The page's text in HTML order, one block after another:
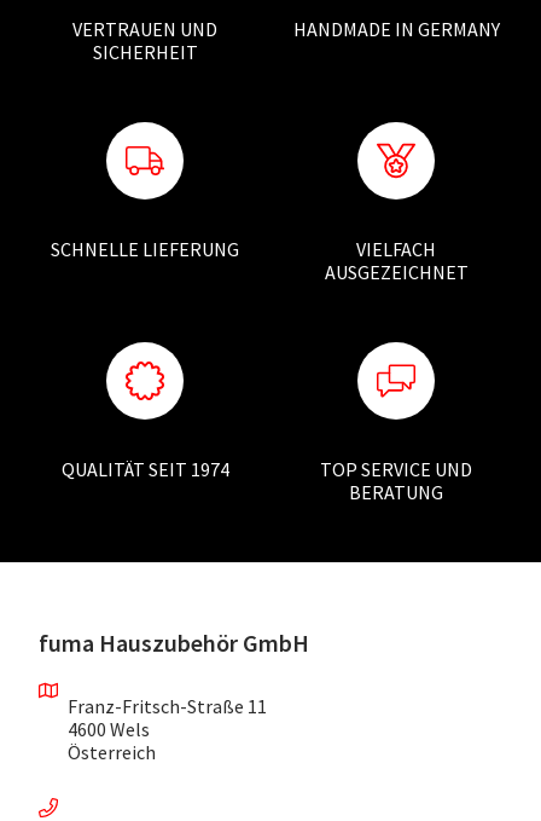
VERTRAUEN UND
SICHERHEIT
HANDMADE IN GERMANY
SCHNELLE LIEFERUNG
VIELFACH
AUSGEZEICHNET
QUALITÄT SEIT 1974
TOP SERVICE UND
BERATUNG
fuma Hauszubehör GmbH
Franz-Fritsch-Straße 11
4600 Wels
Österreich